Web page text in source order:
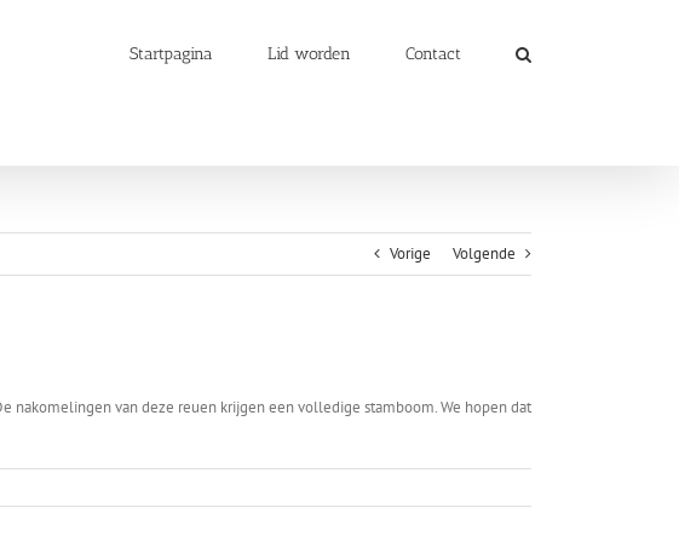
Startpagina Lid worden Contact
Vorige Volgende
nakomelingen van deze reuen krijgen een volledige stamboom. We hopen dat